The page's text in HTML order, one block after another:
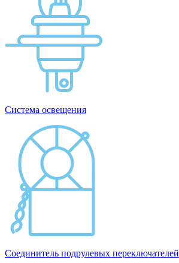
Система освещения
Соединитель подрулевых переключателей